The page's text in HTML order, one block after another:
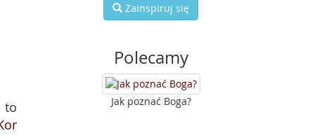
to
Zainspiruj się
Polecamy
Jak poznać Boga?